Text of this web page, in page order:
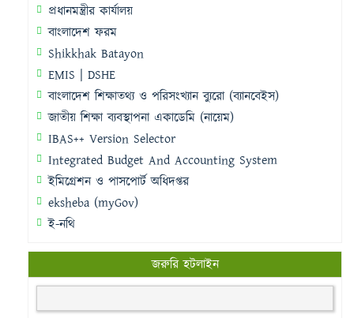
প্রধানমন্ত্রীর কার্যালয়
বাংলাদেশ ফরম
Shikkhak Batayon
EMIS | DSHE
বাংলাদেশ শিক্ষাতথ্য ও পরিসংখ্যান ব্যুরো (ব্যানবেইস)
জাতীয় শিক্ষা ব্যবস্থাপনা একাডেমি (নায়েম)
IBAS++ Version Selector
Integrated Budget And Accounting System
ইমিগ্রেশন ও পাসপোর্ট অধিদপ্তর
eksheba (myGov)
ই-নথি
জরুরি হটলাইন